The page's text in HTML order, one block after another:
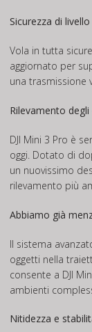
Sicurezza di
Vola in tutta
aggiornato per
una trasmissione
Rilevamento
DJI Mini 3 Pro è
oggi. Dotato di
un nuovissimo
rilevamento più
Abbiamo già
Il sistema
oggetti nella
consente a DJI
ambienti
Nitidezza e